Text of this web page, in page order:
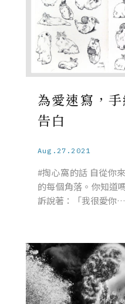
為愛速寫，
告白
Aug.27.2021
#掏心窩的話 自從你
的每個角落。你知道
訴說著：「我很愛你